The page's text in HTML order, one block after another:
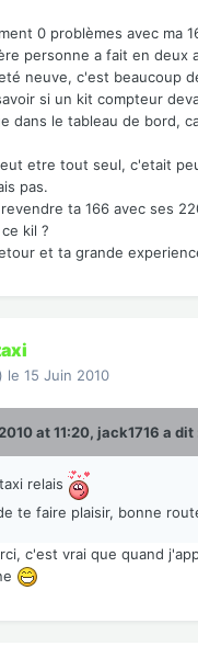
0 problèmes avec ma
personne a fait en deux
neuve, c'est beaucoup
si un kit compteur
dans le tableau de bord,
etre tout seul, c'etait
pas.
ta 166 avec ses
kil ?
et ta grande
le 15 Juin 2010
at 11:20, jack1716 a dit
relais
te faire plaisir, bonne
c'est vrai que quand